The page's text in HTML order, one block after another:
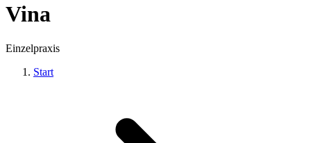
Vina
Einzelpraxis
Start